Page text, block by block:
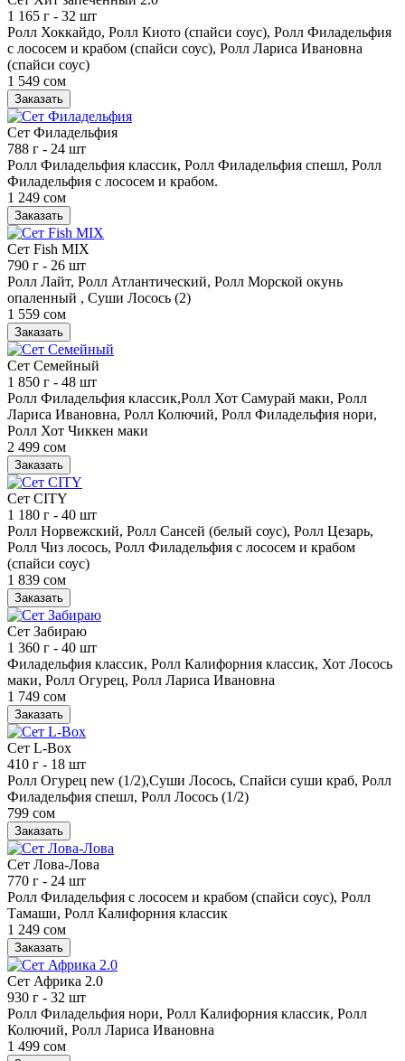
1 165 г - 32 шт
Ролл Хоккайдо, Ролл Киото (спайси соус), Ролл Филадельфия
с лососем и крабом (спайси соус), Ролл Лариса Ивановна
(спайси соус)
1 549 сом
Заказать
Сет Филадельфия
788 г - 24 шт
Ролл Филадельфия классик, Ролл Филадельфия спешл, Ролл
Филадельфия с лососем и крабом.
1 249 сом
Заказать
Сет Fish MIX
790 г - 26 шт
Ролл Лайт, Ролл Атлантический, Ролл Морской окунь
опаленный , Суши Лосось (2)
1 559 сом
Заказать
Сет Семейный
1 850 г - 48 шт
Ролл Филадельфия классик,Ролл Хот Самурай маки, Ролл
Лариса Ивановна, Ролл Колючий, Ролл Филадельфия нори,
Ролл Хот Чиккен маки
2 499 сом
Заказать
Сет CITY
1 180 г - 40 шт
Ролл Норвежский, Ролл Сансей (белый соус), Ролл Цезарь,
Ролл Чиз лосось, Ролл Филадельфия с лососем и крабом
(спайси соус)
1 839 сом
Заказать
Сет Забираю
1 360 г - 40 шт
Филадельфия классик, Ролл Калифорния классик, Хот Лосось
маки, Ролл Огурец, Ролл Лариса Ивановна
1 749 сом
Заказать
Сет L-Box
410 г - 18 шт
Ролл Огурец new (1/2),Суши Лосось, Спайси суши краб, Ролл
Филадельфия спешл, Ролл Лосось (1/2)
799 сом
Заказать
Сет Лова-Лова
770 г - 24 шт
Ролл Филадельфия с лососем и крабом (спайси соус), Ролл
Тамаши, Ролл Калифорния классик
1 249 сом
Заказать
Сет Африка 2.0
930 г - 32 шт
Ролл Филадельфия нори, Ролл Калифорния классик, Ролл
Колючий, Ролл Лариса Ивановна
1 499 сом